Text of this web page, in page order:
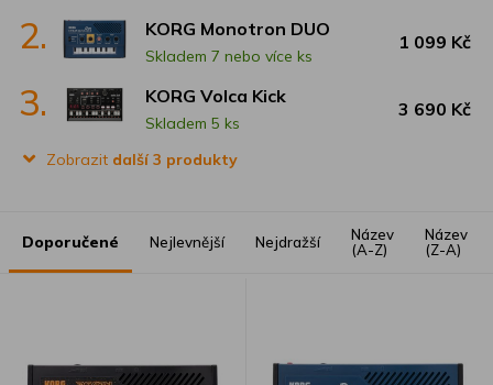
2. KORG Monotron DUO
Skladem 7 nebo více ks
1 099 Kč
3. KORG Volca Kick
Skladem 5 ks
3 690 Kč
Zobrazit další 3 produkty
Doporučené Nejlevnější Nejdražší
Název
(A-Z)
Název
(Z-A)